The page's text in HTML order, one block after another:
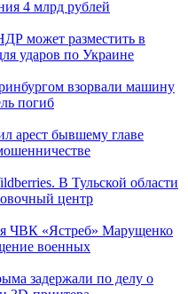
4 млрд рублей
может разместить в
ударов по Украине
взорвали машину
погиб
арест бывшему главе
В Тульской области
центр
ЧВК «Ястреб» Марущенко
военных
задержали по делу о